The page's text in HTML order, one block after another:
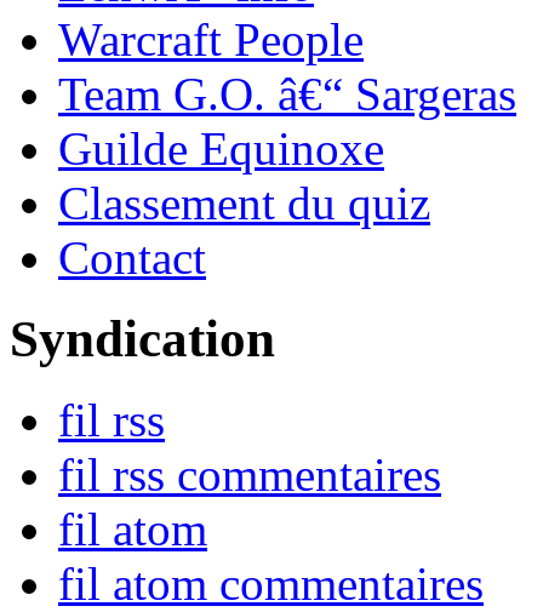
Warcraft People
Team G.O. â€“ Sargeras
Guilde Equinoxe
Classement du quiz
Contact
Syndication
fil rss
fil rss commentaires
fil atom
fil atom commentaires